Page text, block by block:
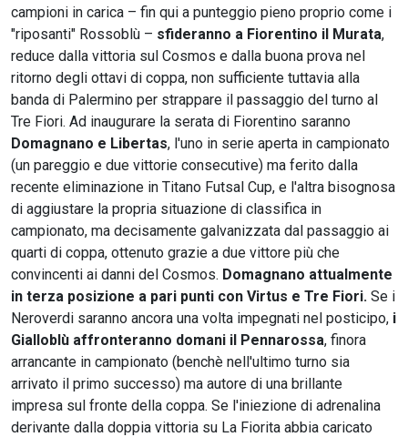
campioni in carica – fin qui a punteggio pieno proprio come i
"riposanti" Rossoblù – sfideranno a Fiorentino il Murata,
reduce dalla vittoria sul Cosmos e dalla buona prova nel
ritorno degli ottavi di coppa, non sufficiente tuttavia alla
banda di Palermino per strappare il passaggio del turno al
Tre Fiori. Ad inaugurare la serata di Fiorentino saranno
Domagnano e Libertas, l'uno in serie aperta in campionato
(un pareggio e due vittorie consecutive) ma ferito dalla
recente eliminazione in Titano Futsal Cup, e l'altra bisognosa
di aggiustare la propria situazione di classifica in
campionato, ma decisamente galvanizzata dal passaggio ai
quarti di coppa, ottenuto grazie a due vittore più che
convincenti ai danni del Cosmos. Domagnano attualmente
in terza posizione a pari punti con Virtus e Tre Fiori. Se i
Neroverdi saranno ancora una volta impegnati nel posticipo, i
Gialloblù affronteranno domani il Pennarossa, finora
arrancante in campionato (benchè nell'ultimo turno sia
arrivato il primo successo) ma autore di una brillante
impresa sul fronte della coppa. Se l'iniezione di adrenalina
derivante dalla doppia vittoria su La Fiorita abbia caricato